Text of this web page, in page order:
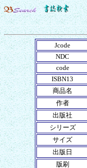
Jcode
NDC
code
ISBN13
商品名
作者
出版社
シリーズ
サイズ
出版日
版刷